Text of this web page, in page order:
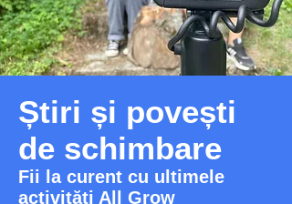
Știri și povești
de schimbare
Fii la curent cu ultimele
activități All Grow